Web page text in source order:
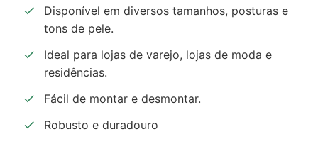
Disponível em diversos tamanhos, posturas e
tons de pele.
Ideal para lojas de varejo, lojas de moda e
residências.
Fácil de montar e desmontar.
Robusto e duradouro